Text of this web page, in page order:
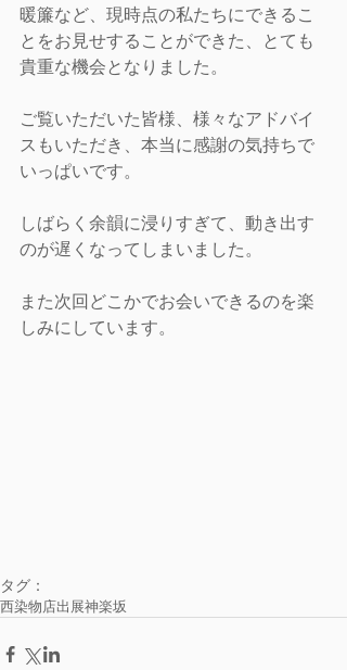
暖簾など、現時点の私たちにできるこ
とをお見せすることができた、とても
貴重な機会となりました。
ご覧いただいた皆様、様々なアドバイ
スもいただき、本当に感謝の気持ちで
いっぱいです。
しばらく余韻に浸りすぎて、動き出す
のが遅くなってしまいました。
また次回どこかでお会いできるのを楽
しみにしています。
タグ：
西染物店出展神楽坂